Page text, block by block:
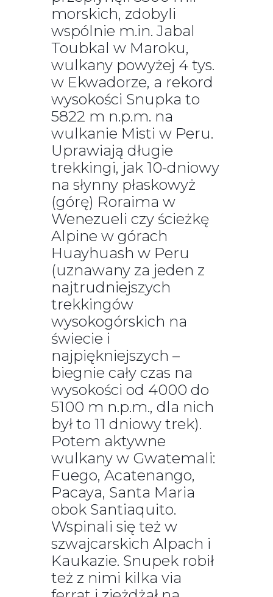
morskich, zdobyli
wspólnie m.in. Jabal
Toubkal w Maroku,
wulkany powyżej 4 tys.
w Ekwadorze, a rekord
wysokości Snupka to
5822 m n.p.m. na
wulkanie Misti w Peru.
Uprawiają długie
trekkingi, jak 10-dniowy
na słynny płaskowyż
(górę) Roraima w
Wenezueli czy ścieżkę
Alpine w górach
Huayhuash w Peru
(uznawany za jeden z
najtrudniejszych
trekkingów
wysokogórskich na
świecie i
najpiękniejszych –
biegnie cały czas na
wysokości od 4000 do
5100 m n.p.m., dla nich
był to 11 dniowy trek).
Potem aktywne
wulkany w Gwatemali:
Fuego, Acatenango,
Pacaya, Santa Maria
obok Santiaquito.
Wspinali się też w
szwajcarskich Alpach i
Kaukazie. Snupek robił
też z nimi kilka via